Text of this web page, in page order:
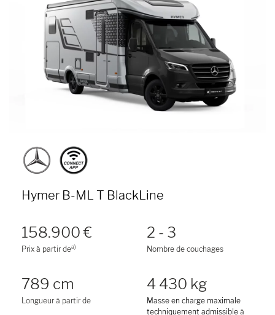
Hymer B-ML T BlackLine
158.900 €
Prix à partir dea)
2 - 3
Nombre de couchages
789 cm
Longueur à partir de
4 430 kg
Masse en charge maximale
techniquement admissible à